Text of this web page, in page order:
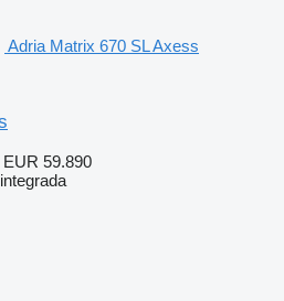
Adria Matrix 670 SL Axess
EUR 59.890